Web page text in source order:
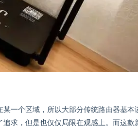
一个区域，所以大部分传统路由器基
求，但是也仅仅局限在观感上。而这款